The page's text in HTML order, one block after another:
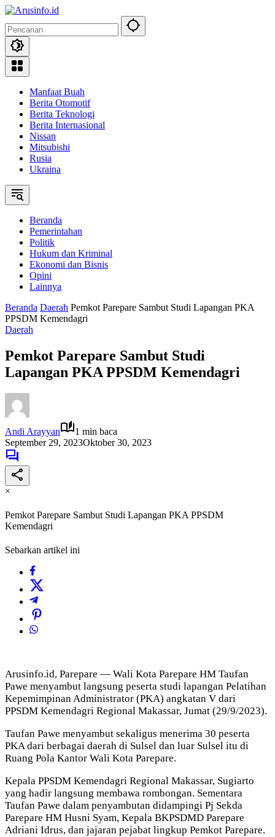
Langsung
konten
Manfaat Buah
Berita Otomotif
Berita Teknologi
Berita Internasional
Nissan
Mitsubishi
Rusia
Ukraina
Beranda
Pemerintahan
Politik
Hukum dan Kriminal
Ekonomi dan Bisnis
Opini
Lainnya
Beranda Daerah Pemkot Parepare Sambut Studi Lapangan PKA
PPSDM Kemendagri
Daerah
Pemkot Parepare Sambut Studi
Lapangan PKA PPSDM Kemendagri
Andi Arayyan
1 min baca
September 29, 2023Oktober 30, 2023
×
Pemkot Parepare Sambut Studi Lapangan PKA PPSDM
Kemendagri
Sebarkan artikel ini
Arusinfo.id, Parepare — Wali Kota Parepare HM Taufan
Pawe menyambut langsung peserta studi lapangan Pelatihan
Kepemimpinan Administrator (PKA) angkatan V dari
PPSDM Kemendagri Regional Makassar, Jumat (29/9/2023).
Taufan Pawe menyambut sekaligus menerima 30 peserta
PKA dari berbagai daerah di Sulsel dan luar Sulsel itu di
Ruang Pola Kantor Wali Kota Parepare.
Kepala PPSDM Kemendagri Regional Makassar, Sugiarto
yang hadir langsung membawa rombongan. Sementara
Taufan Pawe dalam penyambutan didampingi Pj Sekda
Parepare HM Husni Syam, Kepala BKPSDMD Parepare
Adriani Idrus, dan jajaran pejabat lingkup Pemkot Parepare.